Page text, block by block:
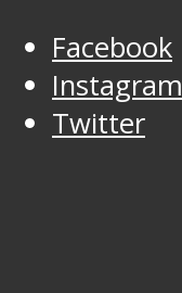
Facebook
Instagram
Twitter